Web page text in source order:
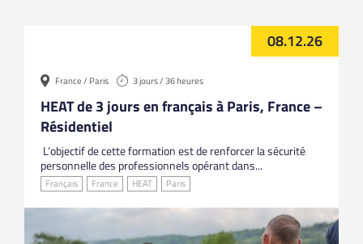
08.12.26
France / Paris 3 jours / 36 heures
HEAT de 3 jours en français à Paris, France –
Résidentiel
L’objectif de cette formation est de renforcer la sécurité
personnelle des professionnels opérant dans...
Français France HEAT Paris